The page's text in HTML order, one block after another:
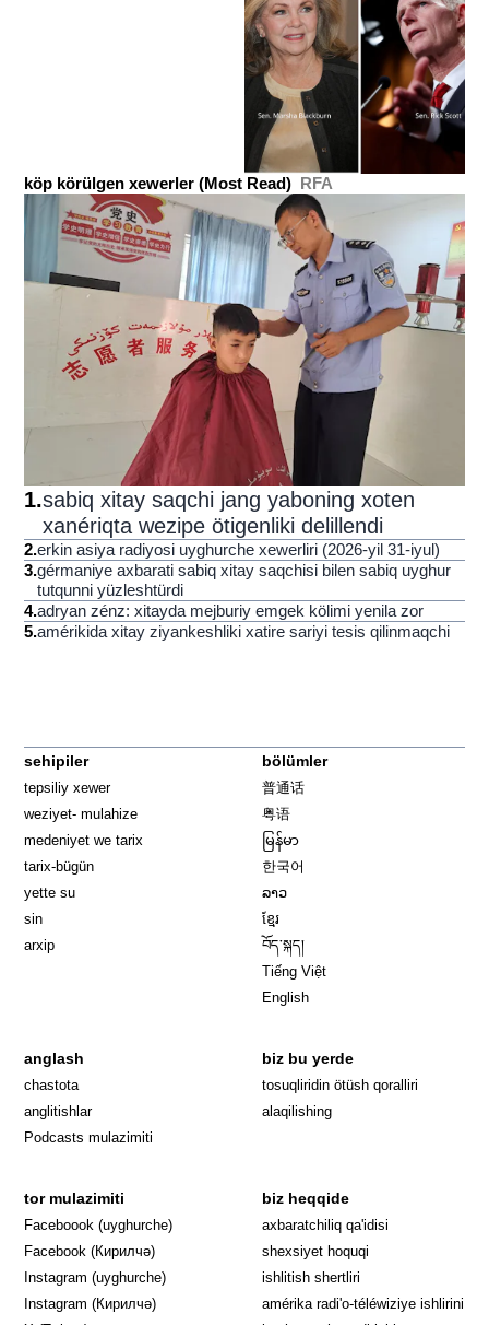
köp körülgen xewerler (Most Read) RFA
1.sabiq xitay saqchi jang yaboning xoten
xanériqta wezipe ötigenliki delillendi
2.erkin asiya radiyosi uyghurche xewerliri (2026-yil 31-iyul)
3.gérmaniye axbarati sabiq xitay saqchisi bilen sabiq uyghur
tutqunni yüzleshtürdi
4.adryan zénz: xitayda mejburiy emgek kölimi yenila zor
5.amérikida xitay ziyankeshliki xatire sariyi tesis qilinmaqchi
sehipiler
tepsiliy xewer
weziyet- mulahize
medeniyet we tarix
tarix-bügün
yette su
sin
arxip
bölümler
普通话
粤语
မြန်မာ
한국어
ລາວ
ខ្មែរ
བོད་སྐད།
Tiếng Việt
English
anglash
chastota
anglitishlar
Podcasts mulazimiti
biz bu yerde
tosuqliridin ötüsh qoralliri
alaqilishing
tor mulazimiti
Faceboook (uyghurche) Opens in new window
Facebook (Кирилчә) Opens in new window
Instagram (uyghurche) Opens in new window
Instagram (Кирилчә) Opens in new window
biz heqqide
axbaratchiliq qa'idisi
shexsiyet hoquqi
ishlitish shertliri
amérika radi'o-téléwiziye ishlirini